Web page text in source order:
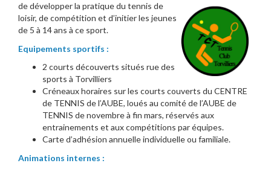
de développer la pratique du tennis de
loisir, de compétition et d’initier les jeunes
de 5 à 14 ans à ce sport.
Equipements sportifs :
2 courts découverts situés rue des
sports à Torvilliers
Créneaux horaires sur les courts couverts du CENTRE
de TENNIS de l’AUBE, loués au comité de l’AUBE de
TENNIS de novembre à fin mars, réservés aux
entrainements et aux compétitions par équipes.
Carte d’adhésion annuelle individuelle ou familiale.
Animations internes :